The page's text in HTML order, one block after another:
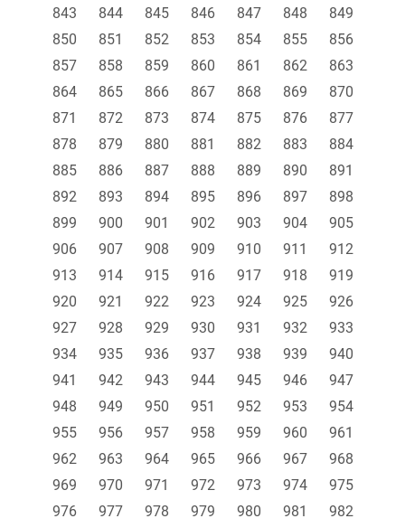
843
844 845 846 847 848
849
850
851 852 853 854 855
856
857
858 859 860 861 862
863
864
865 866 867 868 869
870
871
872 873 874 875 876
877
878
879 880 881 882 883
884
885
886 887 888 889 890
891
892
893 894 895 896 897
898
899
900 901 902 903 904
905
906
907 908 909 910 911
912
913
914 915 916 917 918
919
920
921 922 923 924 925
926
927
928 929 930 931 932
933
934
935 936 937 938 939
940
941
942 943 944 945 946
947
948
949 950 951 952 953
954
955
956 957 958 959 960
961
962
963 964 965 966 967
968
969
970 971 972 973 974
975
976
977 978 979 980 981
982